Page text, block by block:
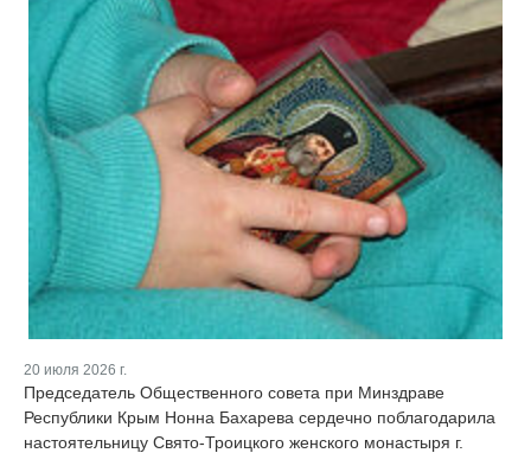
20 июля 2026 г.
Председатель Общественного совета при Минздраве
Республики Крым Нонна Бахарева сердечно поблагодарила
настоятельницу Свято-Троицкого женского монастыря г.